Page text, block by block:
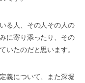
る人、その人その人の
に寄り添ったり、その
いたのだと思います。
義について、また深堀